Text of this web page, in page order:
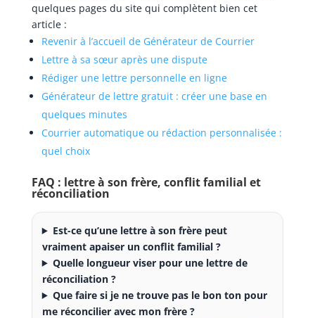
quelques pages du site qui complètent bien cet
article :
Revenir à l’accueil de Générateur de Courrier
Lettre à sa sœur après une dispute
Rédiger une lettre personnelle en ligne
Générateur de lettre gratuit : créer une base en
quelques minutes
Courrier automatique ou rédaction personnalisée :
quel choix
FAQ : lettre à son frère, conflit familial et
réconciliation
Est-ce qu’une lettre à son frère peut
vraiment apaiser un conflit familial ?
Quelle longueur viser pour une lettre de
réconciliation ?
Que faire si je ne trouve pas le bon ton pour
me réconcilier avec mon frère ?